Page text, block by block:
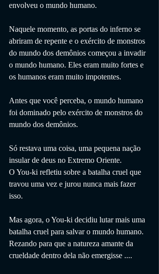
envolveu o mundo humano.
Naquele momento, as portas do inferno se
abriram de repente e o exército de monstros
do mundo dos demônios começou a invadir
o mundo humano. Eles eram muito fortes e
os humanos eram muito impotentes.
Antes que você perceba, o mundo humano
foi dominado pelo exército de monstros do
mundo dos demônios.
Só restava uma coisa, uma pequena nação
insular de deus no Extremo Oriente.
O You-ki refletiu sobre a batalha cruel que
travou uma vez e jurou nunca mais fazer
isso.
Mas agora, o You-ki decidiu lutar mais uma
batalha cruel para salvar o mundo humano.
Rezando para que a natureza amante da
crueldade dentro dela não emergisse ....